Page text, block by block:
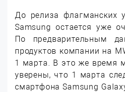
До релиза флагманских
Samsung остается уже
По предварительным
продуктов компании на
1 марта. В это же время
уверены, что 1 марта
смартфона Samsung